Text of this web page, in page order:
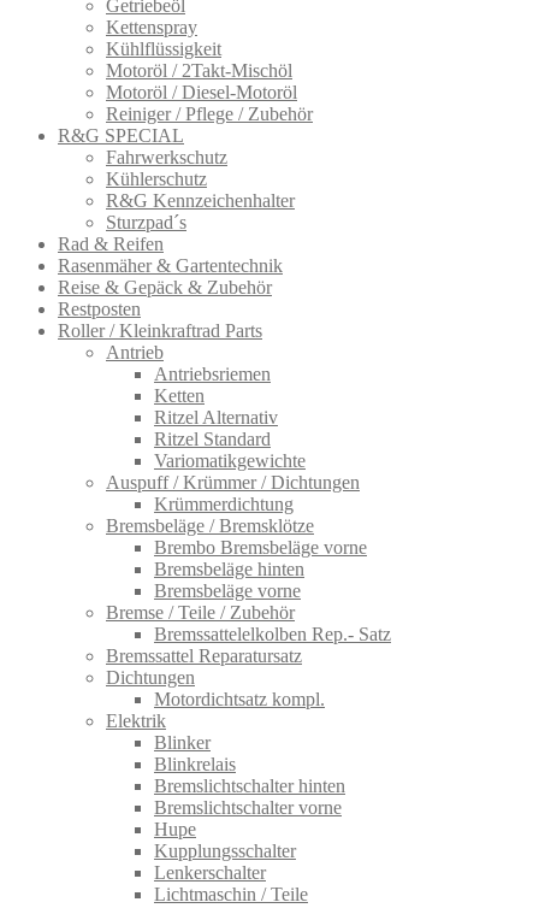
Getriebeöl
Kettenspray
Kühlflüssigkeit
Motoröl / 2Takt-Mischöl
Motoröl / Diesel-Motoröl
Reiniger / Pflege / Zubehör
R&G SPECIAL
Fahrwerkschutz
Kühlerschutz
R&G Kennzeichenhalter
Sturzpad´s
Rad & Reifen
Rasenmäher & Gartentechnik
Reise & Gepäck & Zubehör
Restposten
Roller / Kleinkraftrad Parts
Antrieb
Antriebsriemen
Ketten
Ritzel Alternativ
Ritzel Standard
Variomatikgewichte
Auspuff / Krümmer / Dichtungen
Krümmerdichtung
Bremsbeläge / Bremsklötze
Brembo Bremsbeläge vorne
Bremsbeläge hinten
Bremsbeläge vorne
Bremse / Teile / Zubehör
Bremssattelelkolben Rep.- Satz
Bremssattel Reparatursatz
Dichtungen
Motordichtsatz kompl.
Elektrik
Blinker
Blinkrelais
Bremslichtschalter hinten
Bremslichtschalter vorne
Hupe
Kupplungsschalter
Lenkerschalter
Lichtmaschin / Teile